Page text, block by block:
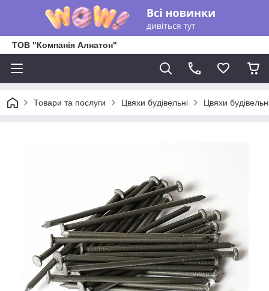
ТОВ "Компанія Алнатон"
Товари та послуги Цвяхи будівельні Цвяхи